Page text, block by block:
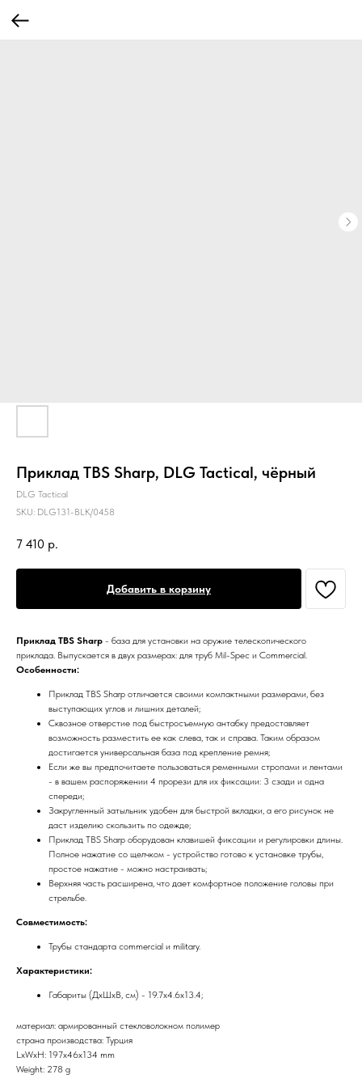
Приклад TBS Sharp, DLG Tactical, чёрный
DLG Tactical
SKU: DLG131-BLK/0458
7 410 р.
Добавить в корзину
Приклад TBS Sharp - база для установки на оружие телескопического
приклада. Выпускается в двух размерах: для труб Mil-Spec и Commercial.
Особенности:
Приклад TBS Sharp отличается своими компактными размерами, без
выступающих углов и лишних деталей;
Сквозное отверстие под быстросъемную антабку предоставляет
возможность разместить ее как слева, так и справа. Таким образом
достигается универсальная база под крепление ремня;
Если же вы предпочитаете пользоваться ременными стропами и лентами
- в вашем распоряжении 4 прорези для их фиксации: 3 сзади и одна
спереди;
Закругленный затыльник удобен для быстрой вкладки, а его рисунок не
даст изделию скользить по одежде;
Приклад TBS Sharp оборудован клавишей фиксации и регулировки длины.
Полное нажатие со щелчком - устройство готово к установке трубы,
простое нажатие - можно настраивать;
Верхняя часть расширена, что дает комфортное положение головы при
стрельбе.
Совместимость:
Трубы стандарта commercial и military.
Характеристики:
Габариты (ДхШхВ, см) - 19.7х4.6х13.4;
материал: армированный стекловолокном полимер
страна производства: Турция
LxWxH: 197x46x134 mm
Weight: 278 g